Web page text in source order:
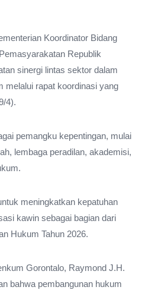
Koordinator Bidang
Republik
sinergi lintas sektor dalam
melalui rapat koordinasi yang
4).
pemangku kepentingan, mulai
lembaga peradilan, akademisi,
meningkatkan kepatuhan
kawin sebagai bagian dari
Hukum Tahun 2026.
Gorontalo, Raymond J.H.
bahwa pembangunan hukum